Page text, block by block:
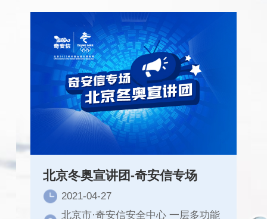
北京冬奥宣讲团-奇安信专场
2021-04-27
北京市·奇安信安全中心 一层多功能